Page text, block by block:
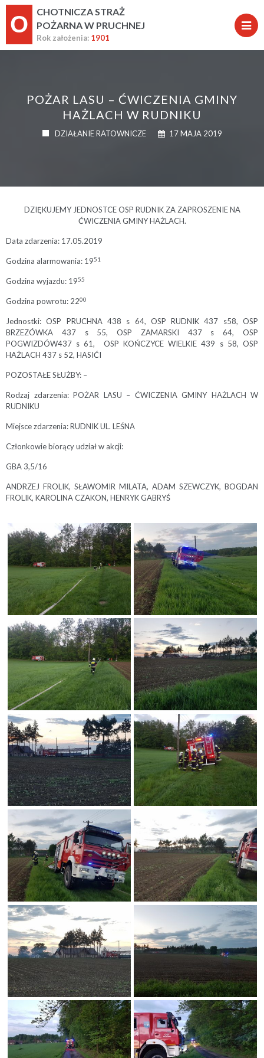
O
CHOTNICZA STRAŻ
POŻARNA W PRUCHNEJ
Rok założenia: 1901
POŻAR LASU – ĆWICZENIA GMINY
HAŻLACH W RUDNIKU
DZIAŁANIE RATOWNICZE 17 MAJA 2019
DZIĘKUJEMY JEDNOSTCE OSP RUDNIK ZA ZAPROSZENIE NA
ĆWICZENIA GMINY HAŻLACH.
Data zdarzenia: 17.05.2019
Godzina alarmowania: 1951
Godzina wyjazdu: 1955
Godzina powrotu: 2200
Jednostki: OSP PRUCHNA 438 s 64, OSP RUDNIK 437 s58, OSP
BRZEZÓWKA 437 s 55, OSP ZAMARSKI 437 s 64, OSP
POGWIZDÓW437 s 61, OSP KOŃCZYCE WIELKIE 439 s 58, OSP
HAŻLACH 437 s 52, HASIĆI
POZOSTAŁE SŁUŻBY: –
Rodzaj zdarzenia: POŻAR LASU – ĆWICZENIA GMINY HAŻLACH W
RUDNIKU
Miejsce zdarzenia: RUDNIK UL. LEŚNA
Członkowie biorący udział w akcji:
GBA 3,5/16
ANDRZEJ FROLIK, SŁAWOMIR MILATA, ADAM SZEWCZYK, BOGDAN
FROLIK, KAROLINA CZAKON, HENRYK GABRYŚ